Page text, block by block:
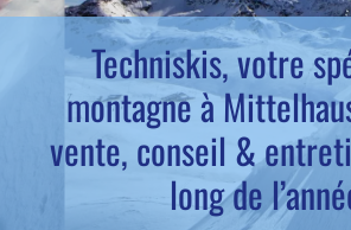
Techniskis, votre
montagne à
vente, conseil &
long de